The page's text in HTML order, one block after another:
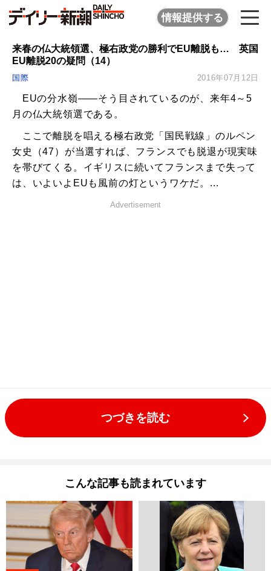
情報提供する
来春の仏大統領選、極右政党の勝利でEU離脱も… 英国
EU離脱20の疑問（14）
国際 2016年07月12日
EUの分水嶺――そう目されているのが、来年4～5
月の仏大統領選である。
ここで離脱を唱える極右政党「国民戦線」のルペン
女史（47）が当選すれば、フランスでも脱退が現実味
を帯びてくる。イギリスに続いてフランスまで失って
は、いよいよEUも風前の灯というワケだ。...
Advertisement
つづきを読む
こんな記事も読まれています